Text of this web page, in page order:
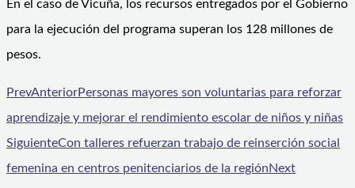
En el caso de Vicuña, los recursos entregados por el Gobierno
para la ejecución del programa superan los 128 millones de
pesos.
PrevAnteriorPersonas mayores son voluntarias para reforzar
aprendizaje y mejorar el rendimiento escolar de niños y niñas
SiguienteCon talleres refuerzan trabajo de reinserción social
femenina en centros penitenciarios de la regiónNext